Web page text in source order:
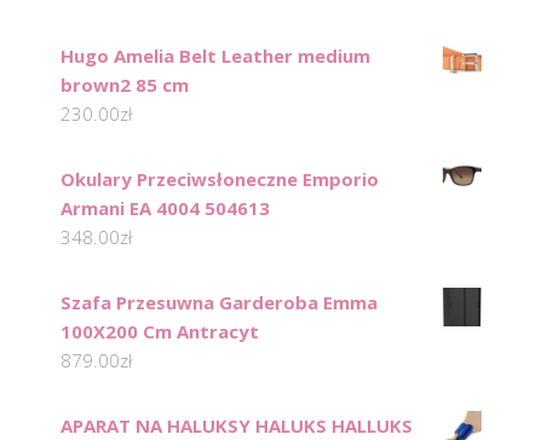
Hugo Amelia Belt Leather medium
brown2 85 cm
230.00zł
Okulary Przeciwsłoneczne Emporio
Armani EA 4004 504613
348.00zł
Szafa Przesuwna Garderoba Emma
100X200 Cm Antracyt
879.00zł
APARAT NA HALUKSY HALUKS HALLUKS